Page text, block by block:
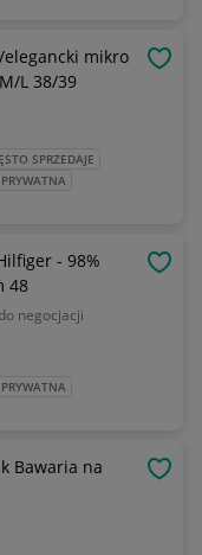
elegancki mikro
L 38/39
SPRZEDAJE
- 98%
48
do negocjacji
Bawaria na